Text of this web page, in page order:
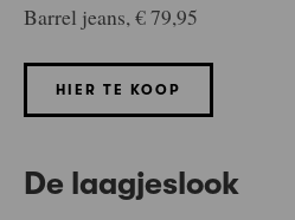
Barrel jeans, € 79,95
HIER TE KOOP
De laagjeslook